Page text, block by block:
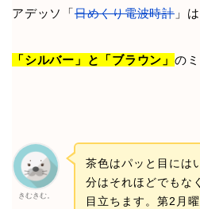
アデッソ「日めくり電波時計」は
「シルバー」と「ブラウン」 の
きむきむ。
茶色はパッと目には
分はそれほどでもな
目立ちます。第2月